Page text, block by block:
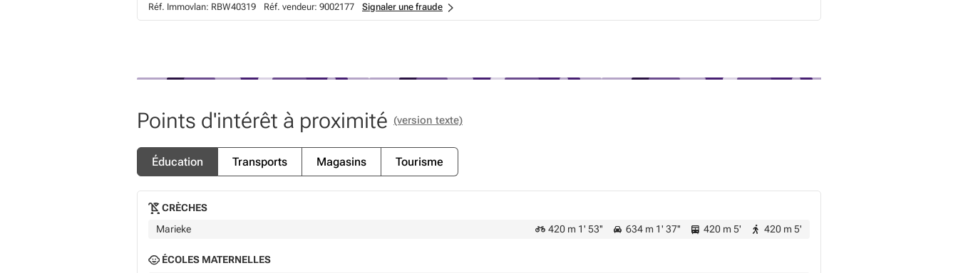
Réf. Immovlan: RBW40319 Réf. vendeur: 9002177 Signaler une fraude
Points d'intérêt à proximité (version texte)
Éducation Transports Magasins Tourisme
CRÈCHES
Marieke
420 m 1' 53'' 634 m 1' 37'' 420 m 5' 420 m 5'
ÉCOLES MATERNELLES